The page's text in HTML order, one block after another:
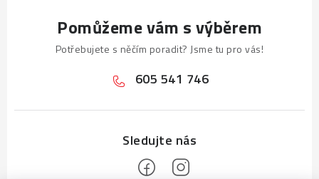
Pomůžeme vám s výběrem
Potřebujete s něčím poradit? Jsme tu pro vás!
605 541 746